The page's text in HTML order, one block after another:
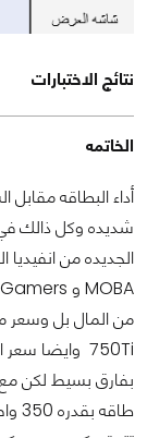
نتائج الاختبارات
الخاتمه
أداء البطاقه
شديده وكل ذالك
بفارق بسيط لكن مع